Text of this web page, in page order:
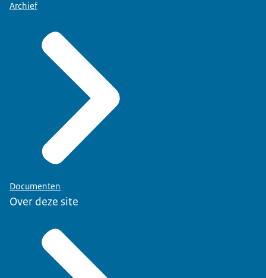
Archief
Documenten
Over deze site